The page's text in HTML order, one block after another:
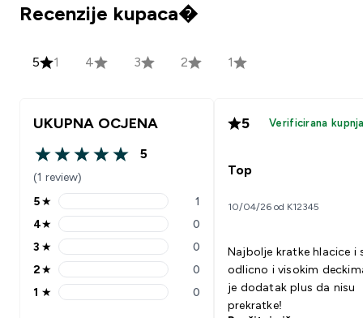
Recenzije kupaca�
5 1 4 3 2 1
UKUPNA OCJENA
5 out of 5 stars
5
(1 review)
5 stars rating 1 reviews
5★ 1
4 stars rating 0 reviews
4★ 0
3 stars rating 0 reviews
3 ★ 0
2 stars rating 0 reviews
2★ 0
1 stars rating 0 reviews
1 ★ 0
5 Verificirana
Top
10/04/26 od K12345
Najbolje kratke hlacice i
odlicno i visokim
je dodatak plus da nisu
prekratke!